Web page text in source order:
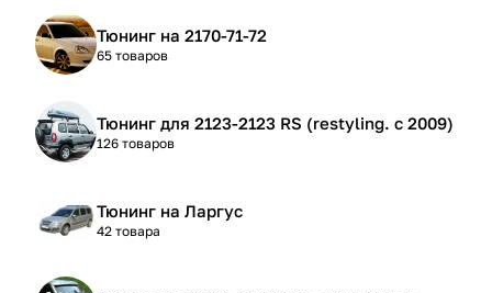
Тюнинг на 2170-71-72
65 товаров
Тюнинг для 2123-2123 RS (restyling. с 2009)
126 товаров
Тюнинг на Ларгус
42 товара